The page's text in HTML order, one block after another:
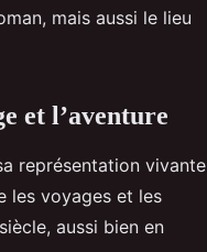
mais aussi le lieu
et l’aventure
représentation vivante
les voyages et les
aussi bien en